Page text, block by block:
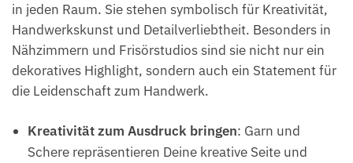
in jeden Raum. Sie stehen symbolisch für Kreativität,
Handwerkskunst und Detailverliebtheit. Besonders in
Nähzimmern und Frisörstudios sind sie nicht nur ein
dekoratives Highlight, sondern auch ein Statement für
die Leidenschaft zum Handwerk.
Kreativität zum Ausdruck bringen: Garn und
Schere repräsentieren Deine kreative Seite und